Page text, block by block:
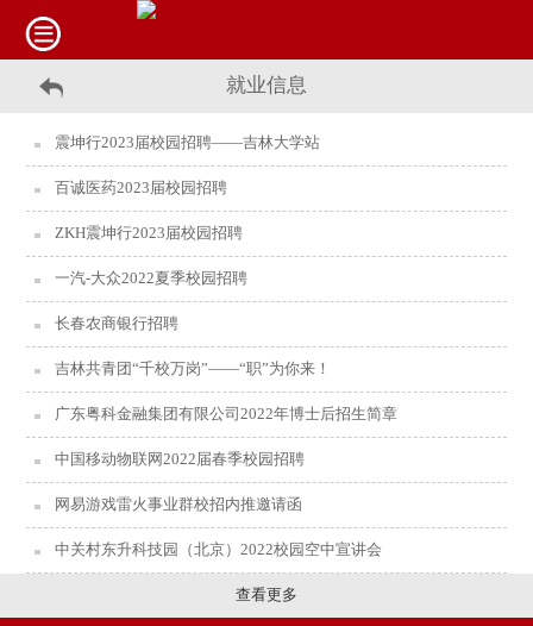
就业信息
震坤行2023届校园招聘——吉林大学站
百诚医药2023届校园招聘
ZKH震坤行2023届校园招聘
一汽-大众2022夏季校园招聘
长春农商银行招聘
吉林共青团“千校万岗”——“职”为你来！
广东粤科金融集团有限公司2022年博士后招生简章
中国移动物联网2022届春季校园招聘
网易游戏雷火事业群校招内推邀请函
中关村东升科技园（北京）2022校园空中宣讲会
查看更多